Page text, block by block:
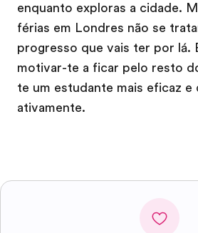
enquanto exploras a cidade.
férias em Londres não se
progresso que vais ter por lá.
motivar-te a ficar pelo resto
te um estudante mais eficaz e
ativamente.